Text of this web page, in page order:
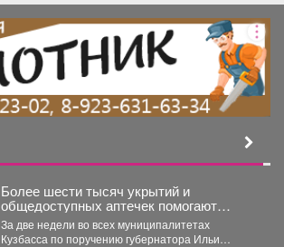
Более шести тысяч укрытий и
общедоступных аптечек помогают
обеспечить безопасность жителей
Кузбасса
За две недели во всех муниципалитетах
Кузбасса по поручению губернатора Ильи